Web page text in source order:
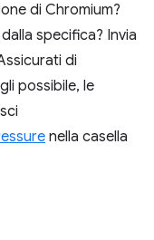
di Chromium?
specifica? Invia
di
possibile, le
nella casella